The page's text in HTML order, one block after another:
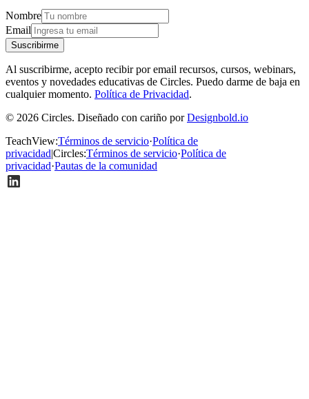
Nombre
Email
Suscribirme
Al suscribirme, acepto recibir por email recursos, cursos, webinars,
eventos y novedades educativas de Circles. Puedo darme de baja en
cualquier momento. Política de Privacidad.
© 2026 Circles. Diseñado con cariño por Designbold.io
TeachView:Términos de servicio·Política de
privacidad|Circles:Términos de servicio·Política de
privacidad·Pautas de la comunidad